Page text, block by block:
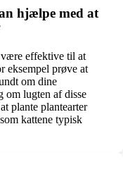
hjælpe med at
være effektive til at
eksempel prøve at
om dine
om lugten af disse
plante plantearter
kattene typisk